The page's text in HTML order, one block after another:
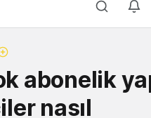
abonelik
nasıl